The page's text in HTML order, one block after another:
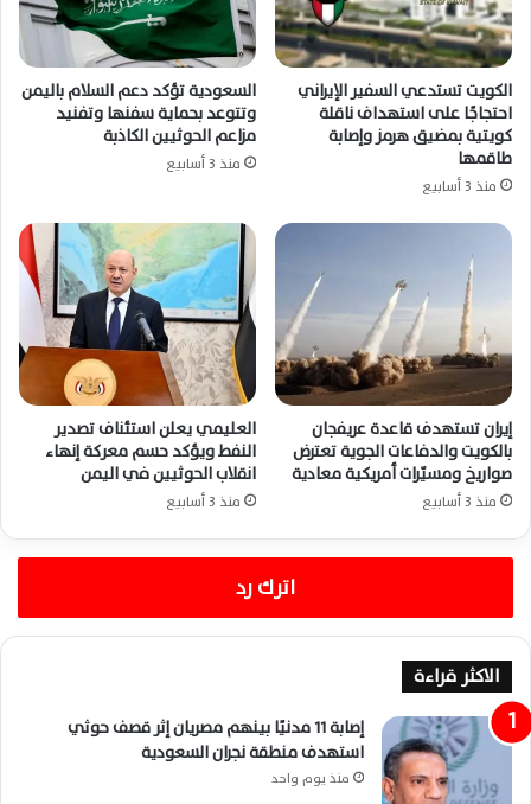
الكويت تستدعي السفير الإيراني
احتجاجًا على استهداف ناقلة
كويتية بمضيق هرمز وإصابة
طاقمها
منذ 3 أسابيع
السعودية تؤكد دعم السلام باليمن
وتتوعد بحماية سفنها وتفنيد
مزاعم الحوثيين الكاذبة
منذ 3 أسابيع
إيران تستهدف قاعدة عريفجان
بالكويت والدفاعات الجوية تعترض
صواريخ ومسيّرات أمريكية معادية
منذ 3 أسابيع
العليمي يعلن استئناف تصدير
النفط ويؤكد حسم معركة إنهاء
انقلاب الحوثيين في اليمن
منذ 3 أسابيع
اترك رد
الاكثر قراءة
إصابة 11 مدنيًا بينهم مصريان إثر قصف حوثي
استهدف منطقة نجران السعودية
منذ يوم واحد